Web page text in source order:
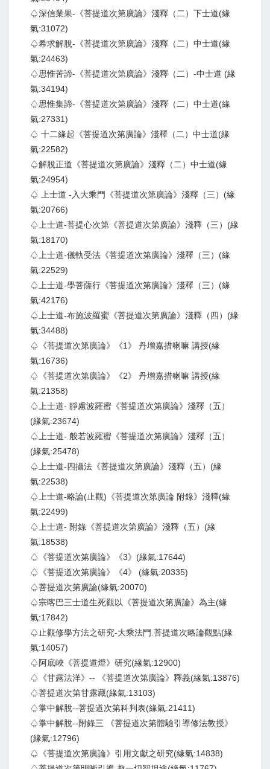
♤深信業果-《菩提道次第廣論》淺釋（二）下士道(緣
氣:31072)
♤希求解脫-《菩提道次第廣論》淺釋（二）中士道(緣
氣:24463)
♤思惟苦諦-《菩提道次第廣論》淺釋（二）-中士道 (緣
氣:34194)
♤思惟集諦-《菩提道次第廣論》淺釋（二）中士道(緣
氣:27331)
♤ 十二緣起《菩提道次第廣論》淺釋（二）中士道(緣
氣:22582)
♤解脫正道《菩提道次第廣論》淺釋（二）中士道(緣
氣:24954)
♤ 上士道 -入大乘門《菩提道次第廣論》淺釋（三）(緣
氣:20766)
♤上士道-菩提心次第《菩提道次第廣論》淺釋（三）(緣
氣:18170)
♤上士道-儀軌受法《菩提道次第廣論》淺釋（三）(緣
氣:22529)
♤上士道-學菩薩行《菩提道次第廣論》淺釋（三）(緣
氣:42176)
♤上士道-布施波羅蜜《菩提道次第廣論》淺釋（四）(緣
氣:34488)
♤《菩提道次第廣論》《1》 丹增嘉措喇嘛 講授(緣
氣:16736)
♤《菩提道次第廣論》《2》 丹增嘉措喇嘛 講授(緣
氣:21358)
♤上士道- 靜慮波羅蜜《菩提道次第廣論》淺釋（五）
(緣氣:23674)
♤上士道- 般若波羅蜜《菩提道次第廣論》淺釋（五）
(緣氣:25478)
♤上士道-四攝法《菩提道次第廣論》淺釋（五）(緣
氣:22538)
♤上士道-略論(止觀)《菩提道次第廣論 附錄》淺釋(緣
氣:22499)
♤上士道- 附錄《菩提道次第廣論》淺釋（五）(緣
氣:18538)
♤《菩提道次第廣論》《3》(緣氣:17644)
♤《菩提道次第廣論》《4》 (緣氣:20335)
♤菩提道次第廣論(緣氣:20070)
♤宗喀巴三士道生死觀以《菩提道次第廣論》為主(緣
氣:17842)
♤止觀修學方法之研究-大乘法門.菩提道次略論觀點(緣
氣:14057)
♤阿底峽《菩提道燈》研究(緣氣:12900)
♤《甘露法洋》-- 《菩提道次第廣論》釋義(緣氣:13876)
♤菩提道次第甘露藏(緣氣:13103)
♤掌中解脫--菩提道次第科判表(緣氣:21411)
♤掌中解脫--附錄三 《菩提道次第體驗引導修法教授》
(緣氣:12796)
♤《菩提道次第廣論》引用文獻之研究(緣氣:14838)